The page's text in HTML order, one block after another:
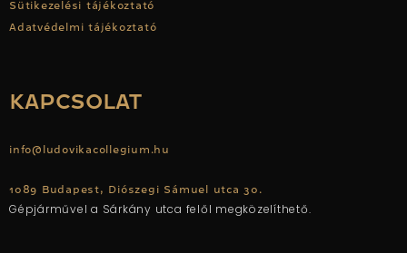
Sütikezelési tájékoztató
Adatvédelmi tájékoztató
KAPCSOLAT
info@ludovikacollegium.hu
1089 Budapest, Diószegi Sámuel utca 30.
Gépjárművel a Sárkány utca felől megközelíthető.